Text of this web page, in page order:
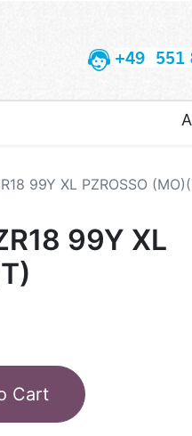
+49 551
99Y XL PZROSSO
99Y XL
Cart